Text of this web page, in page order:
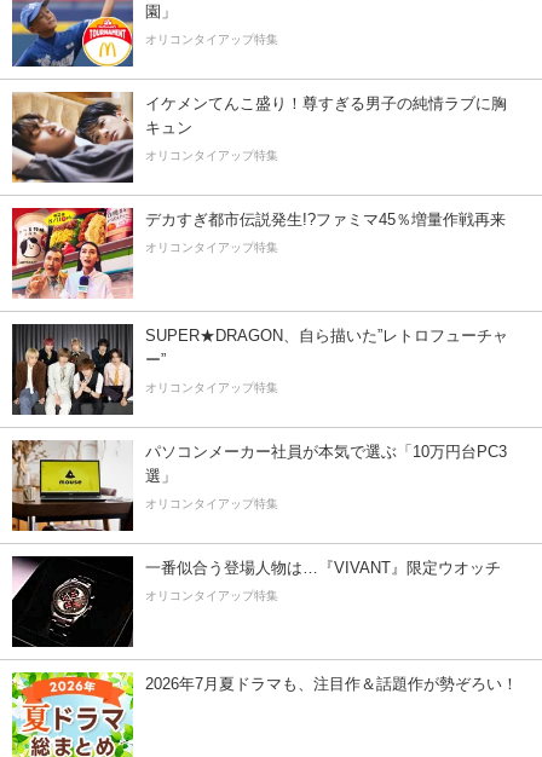
園」
オリコンタイアップ特集
イケメンてんこ盛り！尊すぎる男子の純情ラブに胸
キュン
オリコンタイアップ特集
デカすぎ都市伝説発生!?ファミマ45％増量作戦再来
オリコンタイアップ特集
SUPER★DRAGON、自ら描いた”レトロフューチャ
ー”
オリコンタイアップ特集
パソコンメーカー社員が本気で選ぶ「10万円台PC3
選」
オリコンタイアップ特集
一番似合う登場人物は…『VIVANT』限定ウオッチ
オリコンタイアップ特集
2026年7月夏ドラマも、注目作＆話題作が勢ぞろい！